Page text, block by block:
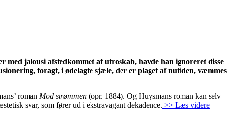
jalousi afstedkommet af utroskab, havde han ignoreret disse
foragt, i ødelagte sjæle, der er plaget af nutiden, væmmes
roman Mod strømmen (opr. 1884). Og Huysmans roman kan selv
svar, som fører ud i ekstravagant dekadence. >> Læs videre